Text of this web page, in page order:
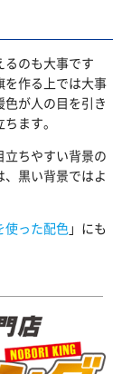
のも大事です
を作る上では大事
が人の目を引き
ます。
立ちやすい背景の
黒い背景ではよ
使った配色」にも